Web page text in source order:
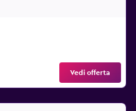
Vedi offerta